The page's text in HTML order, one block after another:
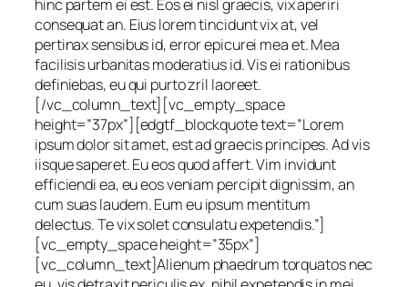
hinc partem ei est. Eos ei nisl graecis, vix aperiri
consequat an. Eius lorem tincidunt vix at, vel
pertinax sensibus id, error epicurei mea et. Mea
facilisis urbanitas moderatius id. Vis ei rationibus
definiebas, eu qui purto zril laoreet.
[/vc_column_text][vc_empty_space
height=”37px”][edgtf_blockquote text=”Lorem
ipsum dolor sit amet, est ad graecis principes. Ad vis
iisque saperet. Eu eos quod affert. Vim invidunt
efficiendi ea, eu eos veniam percipit dignissim, an
cum suas laudem. Eum eu ipsum mentitum
delectus. Te vix solet consulatu expetendis.”]
[vc_empty_space height=”35px”]
[vc_column_text]Alienum phaedrum torquatos nec